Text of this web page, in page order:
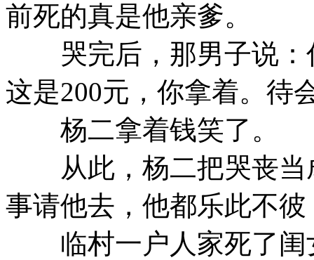
前死的真是他亲爹。
哭完后，那男子说：
这是200元，你拿着。待
杨二拿着钱笑了。
从此，杨二把哭丧当
事请他去，他都乐此不
临村一户人家死了闺